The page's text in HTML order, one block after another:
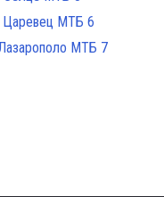
Царевец МТБ 6
МТБ 7